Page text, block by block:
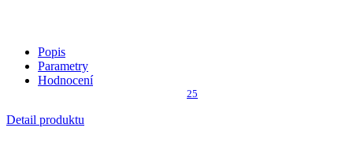
Popis
Parametry
Hodnocení
25
Detail produktu